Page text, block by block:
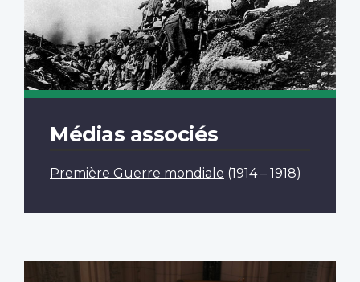
Médias associés
Première Guerre mondiale (1914 – 1918)